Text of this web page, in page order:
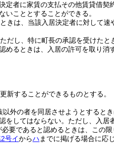
者に家賃の支払その他賃貸借
いこととすることができる。
きは、当該入居決定者に対して
ただし、特に町長の承認を受けたと
めるときは、入居の許可を取り消
新することができるものとする。
外の者を同居させようとすると
をしてはならない。 ただし、入居
要であると認めるときは、この限
号イからハ までに掲げる場合に応